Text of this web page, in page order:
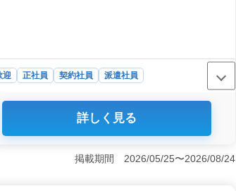
迎 正社員 契約社員
派遣社員
極的にチャンスを提供しています。経験豊
働き方＞ 勤務時間については相談可能で、
詳しく見る
掲載期間 2026/05/25〜2026/08/24